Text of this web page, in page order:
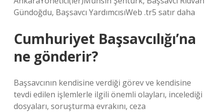
Gündoğdu, Başsavcı YardımcısıWeb .tr5 satır daha
Cumhuriyet Başsavcılığı’na
ne gönderir?
Başsavcının kendisine verdiği görev ve kendisine
tevdi edilen işlemlerle ilgili önemli olayları, incelediği
dosyaları, soruşturma evrakını, ceza